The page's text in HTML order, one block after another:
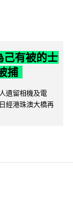
己有被的士
捕
遺留相機及電
經港珠澳大橋再